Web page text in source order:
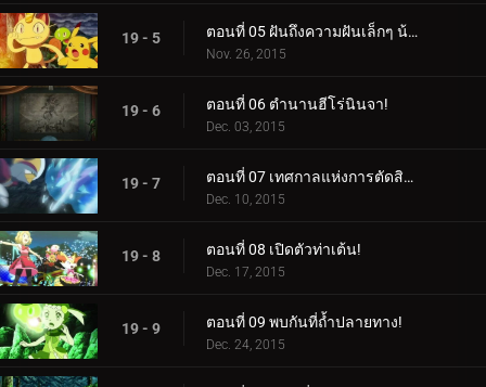
19 - 5 ตอนที่ 05 ฝันถึงความฝันเล็กๆ น้อยๆ จากฉัน!
Nov. 26, 2015
19 - 6 ตอนที่ 06 ตำนานฮีโร่นินจา!
Dec. 03, 2015
19 - 7 ตอนที่ 07 เทศกาลแห่งการตัดสินใจ!
Dec. 10, 2015
19 - 8 ตอนที่ 08 เปิดตัวท่าเต้น!
Dec. 17, 2015
19 - 9 ตอนที่ 09 พบกันที่ถ้ำปลายทาง!
Dec. 24, 2015